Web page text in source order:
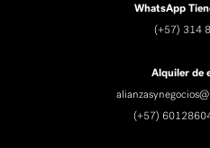
WhatsApp
(+57) 314
Alquiler de
(+57)